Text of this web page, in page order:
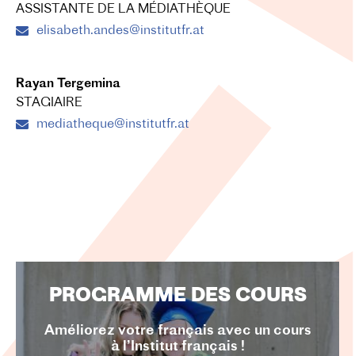
ASSISTANTE DE LA MÉDIATHÈQUE
elisabeth.andes@institutfr.at
Rayan Tergemina
STAGIAIRE
mediatheque@institutfr.at
PROGRAMME DES COURS
Améliorez votre français avec un cours
à l’Institut français !